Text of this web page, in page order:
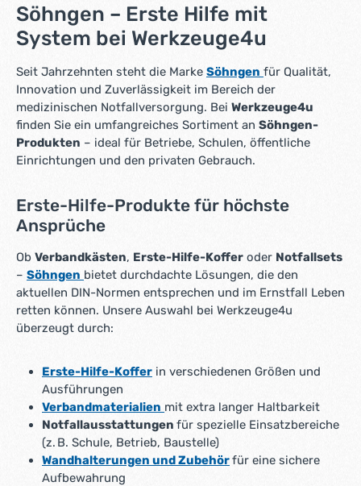
Söhngen – Erste Hilfe mit
System bei Werkzeuge4u
Seit Jahrzehnten steht die Marke Söhngen für Qualität,
Innovation und Zuverlässigkeit im Bereich der
medizinischen Notfallversorgung. Bei Werkzeuge4u
finden Sie ein umfangreiches Sortiment an Söhngen-
Produkten – ideal für Betriebe, Schulen, öffentliche
Einrichtungen und den privaten Gebrauch.
Erste-Hilfe-Produkte für höchste
Ansprüche
Ob Verbandkästen, Erste-Hilfe-Koffer oder Notfallsets
– Söhngen bietet durchdachte Lösungen, die den
aktuellen DIN-Normen entsprechen und im Ernstfall Leben
retten können. Unsere Auswahl bei Werkzeuge4u
überzeugt durch:
Erste-Hilfe-Koffer in verschiedenen Größen und
Ausführungen
Verbandmaterialien mit extra langer Haltbarkeit
Notfallausstattungen für spezielle Einsatzbereiche
(z. B. Schule, Betrieb, Baustelle)
Wandhalterungen und Zubehörfür eine sichere
Aufbewahrung